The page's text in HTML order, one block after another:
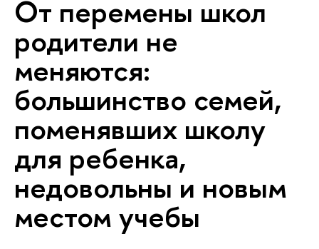
От перемены школ
родители не
меняются:
большинство семей,
поменявших школу
для ребенка,
недовольны и новым
местом учебы